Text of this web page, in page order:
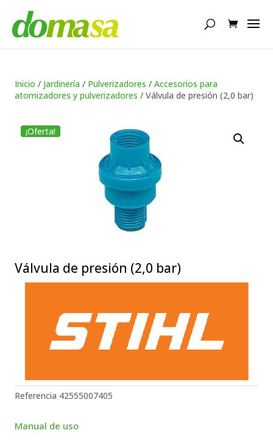
productos
Inicio / Jardinería / Pulverizadores / Accesorios para
atomizadores y pulverizadores / Válvula de presión (2,0 bar)
¡Oferta!
Válvula de presión (2,0 bar)
Referencia 42555007405
Manual de uso